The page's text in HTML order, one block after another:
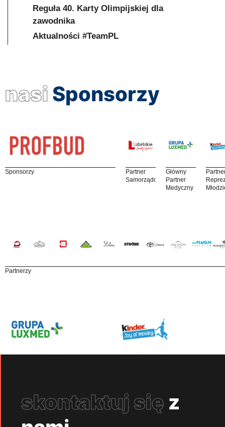
Reguła 40. Karty Olimpijskiej dla
zawodnika
Aktualności #TeamPL
nasi Sponsorzy
Sponsorzy
Partner
Samorządowy
Główny
Partner
Medyczny
Partnerzy
skontaktuj się z